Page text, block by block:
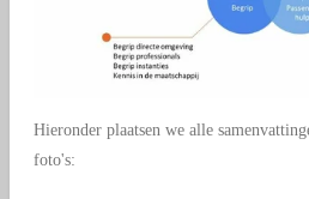
Hieronder plaatsen we alle
foto's: